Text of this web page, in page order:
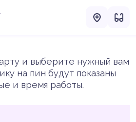
и выберите нужный вам
на пин будут показаны
и время работы.